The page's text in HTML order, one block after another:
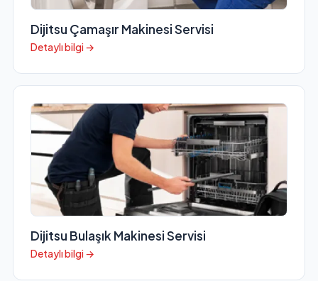
Dijitsu Çamaşır Makinesi Servisi
Detaylı bilgi →
Dijitsu Bulaşık Makinesi Servisi
Detaylı bilgi →